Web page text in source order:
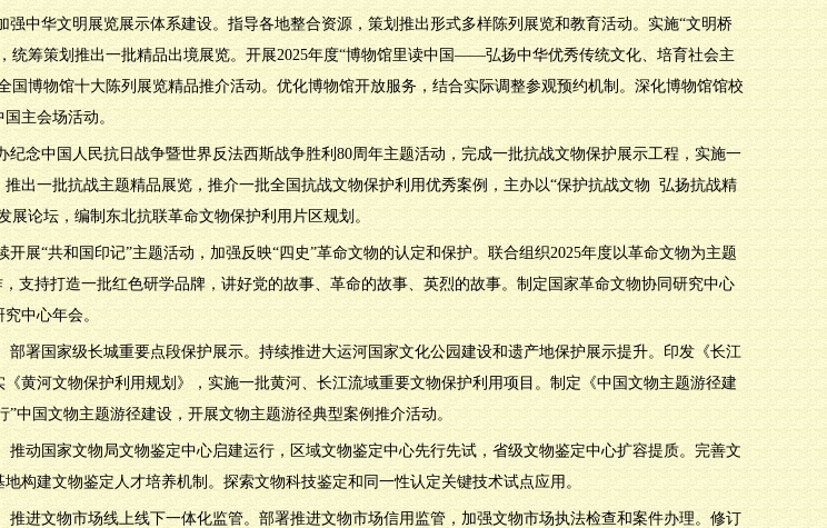
强中华文明展览展示体系建设。指导各地整合资源，策划推出形式多样陈列展览和教育活动。实施“文明桥
筹策划推出一批精品出境展览。开展2025年度“博物馆里读中国——弘扬中华优秀传统文化、培育社会主
国博物馆十大陈列展览精品推介活动。优化博物馆开放服务，结合实际调整参观预约机制。深化博物馆馆校
主会场活动。
纪念中国人民抗日战争暨世界反法西斯战争胜利80周年主题活动，完成一批抗战文物保护展示工程，实施一
出一批抗战主题精品展览，推介一批全国抗战文物保护利用优秀案例，主办以“保护抗战文物 弘扬抗战精
展论坛，编制东北抗联革命文物保护利用片区规划。
开展“共和国印记”主题活动，加强反映“四史”革命文物的认定和保护。联合组织2025年度以革命文物为主题
支持打造一批红色研学品牌，讲好党的故事、革命的故事、英烈的故事。制定国家革命文物协同研究中心
中心年会。
部署国家级长城重要点段保护展示。持续推进大运河国家文化公园建设和遗产地保护展示提升。印发《长江
黄河文物保护利用规划》，实施一批黄河、长江流域重要文物保护利用项目。制定《中国文物主题游径建
”中国文物主题游径建设，开展文物主题游径典型案例推介活动。
推动国家文物局文物鉴定中心启建运行，区域文物鉴定中心先行先试，省级文物鉴定中心扩容提质。完善文
构建文物鉴定人才培养机制。探索文物科技鉴定和同一性认定关键技术试点应用。
推进文物市场线上线下一体化监管。部署推进文物市场信用监管，加强文物市场执法检查和案件办理。修订